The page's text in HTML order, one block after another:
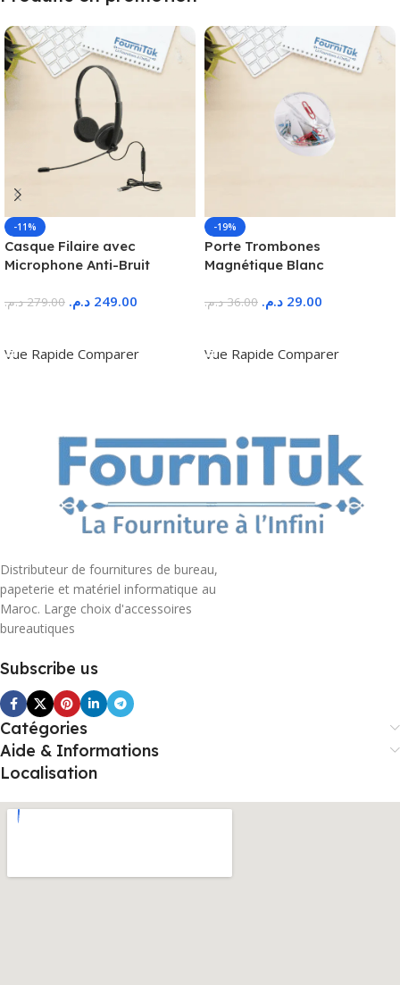
-11%
Casque Filaire avec
Microphone Anti-Bruit
279.00 د.م. 249.00 د.م.
Vue Rapide Comparer
-19%
Porte Trombones
Magnétique Blanc
36.00 د.م. 29.00 د.م.
Vue Rapide Comparer
Distributeur de fournitures de bureau,
papeterie et matériel informatique au
Maroc. Large choix d'accessoires
bureautiques
Subscribe us
Catégories
Aide & Informations
Localisation